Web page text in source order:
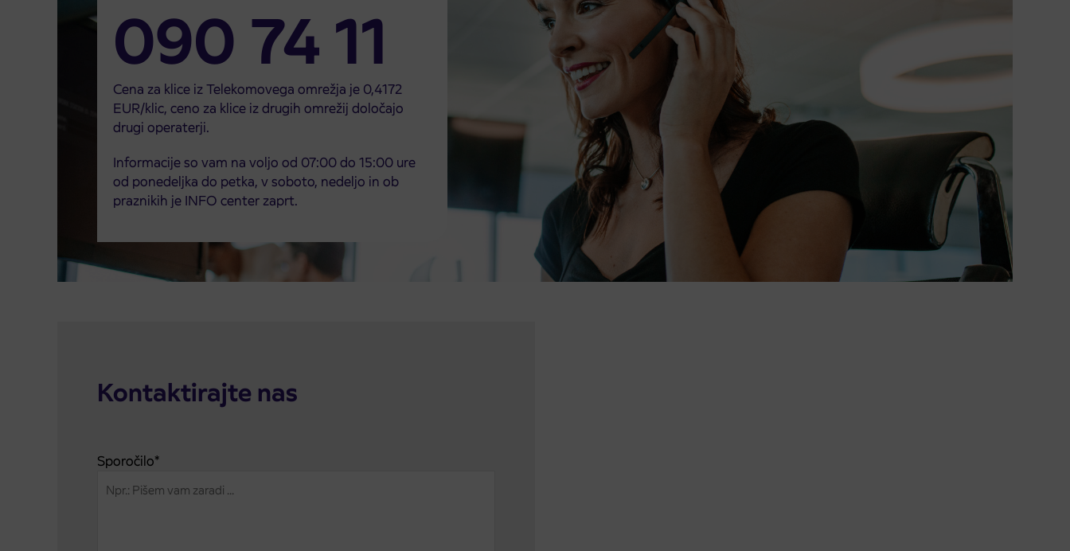
090 74 11
Cena za klice iz Telekomovega omrežja je 0,4172
EUR/klic, ceno za klice iz drugih omrežij določajo
drugi operaterji.
Informacije so vam na voljo od 07:00 do 15:00 ure
od ponedeljka do petka, v soboto, nedeljo in ob
praznikih je INFO center zaprt.
Kontaktirajte nas
Sporočilo*